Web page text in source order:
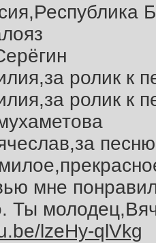
ролик к
ролик к
мне
Ты
lzeHy-qlVkg